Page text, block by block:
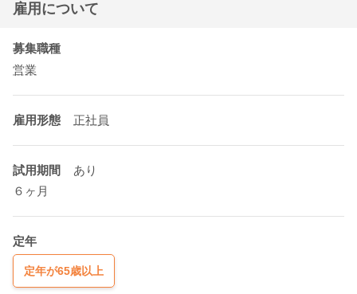
雇用について
募集職種
営業
雇用形態 正社員
試用期間
あり
６ヶ月
定年
定年が65歳以上